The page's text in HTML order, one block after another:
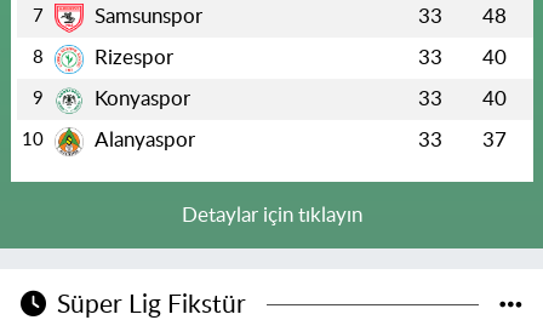
7 Samsunspor 33 48
8 Rizespor 33 40
9 Konyaspor 33 40
10 Alanyaspor 33 37
Detaylar için tıklayın
Süper Lig Fikstür